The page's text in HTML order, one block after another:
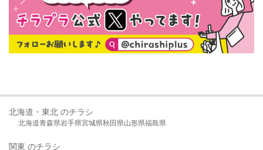
北海道・東北 のチラシ
北海道青森県岩手県宮城県秋田県山形県福島県
関東 のチラシ